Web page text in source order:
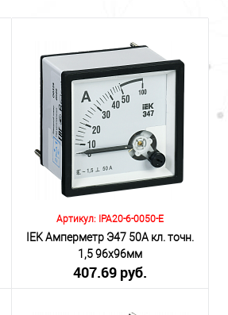
Артикул: IPA20-6-0050-E
IEK Амперметр Э47 50А кл. точн.
1,5 96х96мм
407.69 руб.